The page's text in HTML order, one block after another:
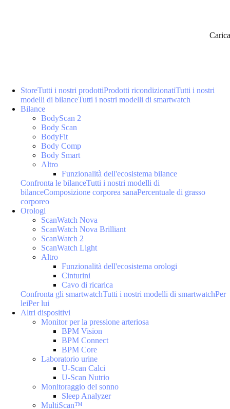
StoreTutti i nostri prodottiProdotti ricondizionatiTutti i nostri
modelli di bilanceTutti i nostri modelli di smartwatch
Bilance
BodyScan 2
Body Scan
BodyFit
Body Comp
Body Smart
Altro
Funzionalità dell'ecosistema bilance
Confronta le bilanceTutti i nostri modelli di
bilanceComposizione corporea sanaPercentuale di grasso
corporeo
Orologi
ScanWatch Nova
ScanWatch Nova Brilliant
ScanWatch 2
ScanWatch Light
Altro
Funzionalità dell'ecosistema orologi
Cinturini
Cavo di ricarica
Confronta gli smartwatchTutti i nostri modelli di smartwatchPer
leiPer lui
Altri dispositivi
Monitor per la pressione arteriosa
BPM Vision
BPM Connect
BPM Core
Laboratorio urine
U-Scan Calci
U-Scan Nutrio
Monitoraggio del sonno
Sleep Analyzer
MultiScan™